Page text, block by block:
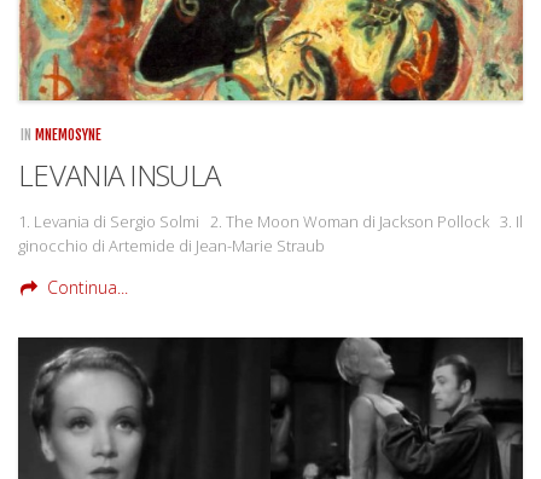
IN MNEMOSYNE
LEVANIA INSULA
1. Levania di Sergio Solmi 2. The Moon Woman di Jackson Pollock 3. Il
ginocchio di Artemide di Jean-Marie Straub
Continua...